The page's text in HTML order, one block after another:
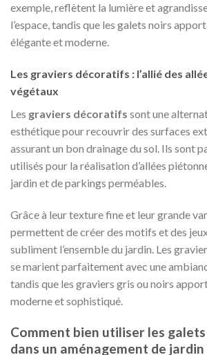
exemple, reflètent la lumière et
l’espace, tandis que les galets noirs
élégante et moderne.
Les graviers décoratifs : l’allié des
végétaux
Les graviers décoratifs sont une
esthétique pour recouvrir des surfaces
assurant un bon drainage du sol. Ils sont
utilisés pour la réalisation d’allées
jardin et de parkings perméables.
Grâce à leur texture fine et leur grande
permettent de créer des motifs et des
subliment l’ensemble du jardin. Les
se marient parfaitement avec une
tandis que les graviers gris ou noirs
moderne et sophistiqué.
Comment bien utiliser les
dans un aménagement de jardin